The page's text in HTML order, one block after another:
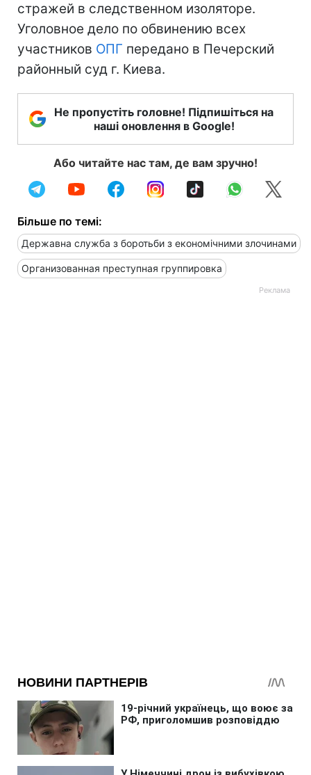
стражей в следственном изоляторе.
Уголовное дело по обвинению всех
участников ОПГ передано в Печерский
районный суд г. Киева.
Не пропустіть головне! Підпишіться на
наші оновлення в Google!
Або читайте нас там, де вам зручно!
Більше по темі:
Державна служба з боротьби з економічними злочинами
Организованная преступная группировка